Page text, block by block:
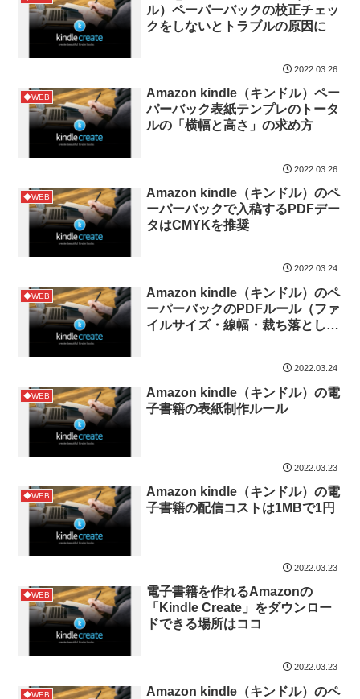
ル）ペーパーバックの校正チェッ
クをしないとトラブルの原因に
2022.03.26
◆WEB
Amazon kindle（キンドル）ペー
パーバック表紙テンプレのトータ
ルの「横幅と高さ」の求め方
2022.03.26
◆WEB
Amazon kindle（キンドル）のペ
ーパーバックで入稿するPDFデー
タはCMYKを推奨
2022.03.24
◆WEB
Amazon kindle（キンドル）のペ
ーパーバックのPDFルール（ファ
イルサイズ・線幅・裁ち落とし・
2022.03.24
◆WEB
Amazon kindle（キンドル）の電
子書籍の表紙制作ルール
2022.03.23
◆WEB
Amazon kindle（キンドル）の電
子書籍の配信コストは1MBで1円
2022.03.23
◆WEB
電子書籍を作れるAmazonの
「Kindle Create」をダウンロー
ドできる場所はココ
2022.03.23
◆WEB
Amazon kindle（キンドル）のペ